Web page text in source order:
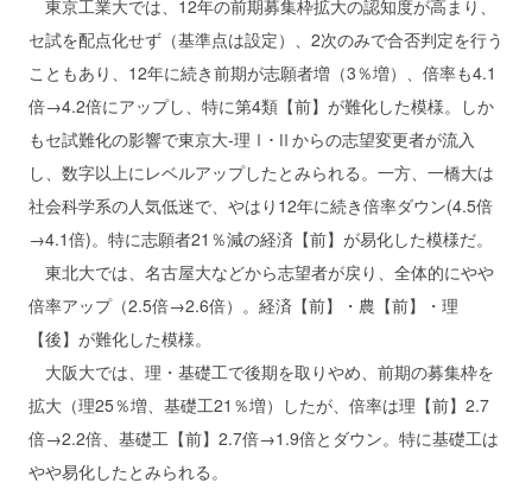
東京工業大では、12年の前期募集枠拡大の認知度が高まり、
セ試を配点化せず（基準点は設定）、2次のみで合否判定を行う
こともあり、12年に続き前期が志願者増（3％増）、倍率も4.1
倍→4.2倍にアップし、特に第4類【前】が難化した模様。しか
もセ試難化の影響で東京大‐理Ⅰ･Ⅱからの志望変更者が流入
し、数字以上にレベルアップしたとみられる。一方、一橋大は
社会科学系の人気低迷で、やはり12年に続き倍率ダウン(4.5倍
→4.1倍)。特に志願者21％減の経済【前】が易化した模様だ。
東北大では、名古屋大などから志望者が戻り、全体的にやや
倍率アップ（2.5倍→2.6倍）。経済【前】・農【前】・理
【後】が難化した模様。
大阪大では、理・基礎工で後期を取りやめ、前期の募集枠を
拡大（理25％増、基礎工21％増）したが、倍率は理【前】2.7
倍→2.2倍、基礎工【前】2.7倍→1.9倍とダウン。特に基礎工は
やや易化したとみられる。